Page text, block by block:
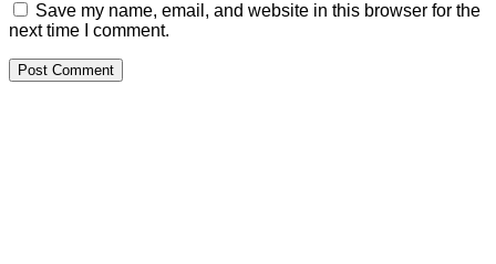
Save my name, email, and website in this browser for the
next time I comment.